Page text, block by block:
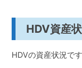
HDV資産
HDVの資産状況です